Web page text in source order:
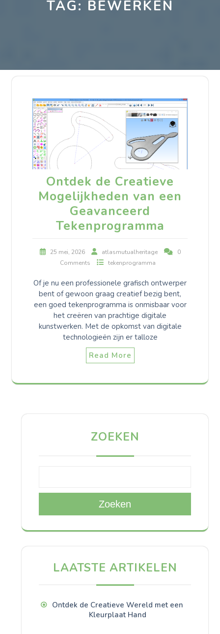
TAG: BEWERKEN
Ontdek de Creatieve
Mogelijkheden van een
Geavanceerd
Tekenprogramma
25 mei, 2026 atlasmutualheritage
0
Comments
tekenprogramma
Of je nu een professionele grafisch ontwerper
bent of gewoon graag creatief bezig bent,
een goed tekenprogramma is onmisbaar voor
het creëren van prachtige digitale
kunstwerken. Met de opkomst van digitale
technologieën zijn er talloze
Read More
ZOEKEN
Zoeken
LAATSTE ARTIKELEN
Ontdek de Creatieve Wereld met een
Kleurplaat Hand